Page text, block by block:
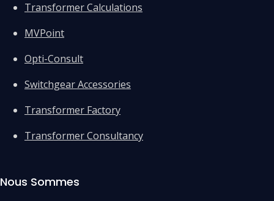
Transformer Calculations
MVPoint
Opti-Consult
Switchgear Accessories
Transformer Factory
Transformer Consultancy
Nous Sommes